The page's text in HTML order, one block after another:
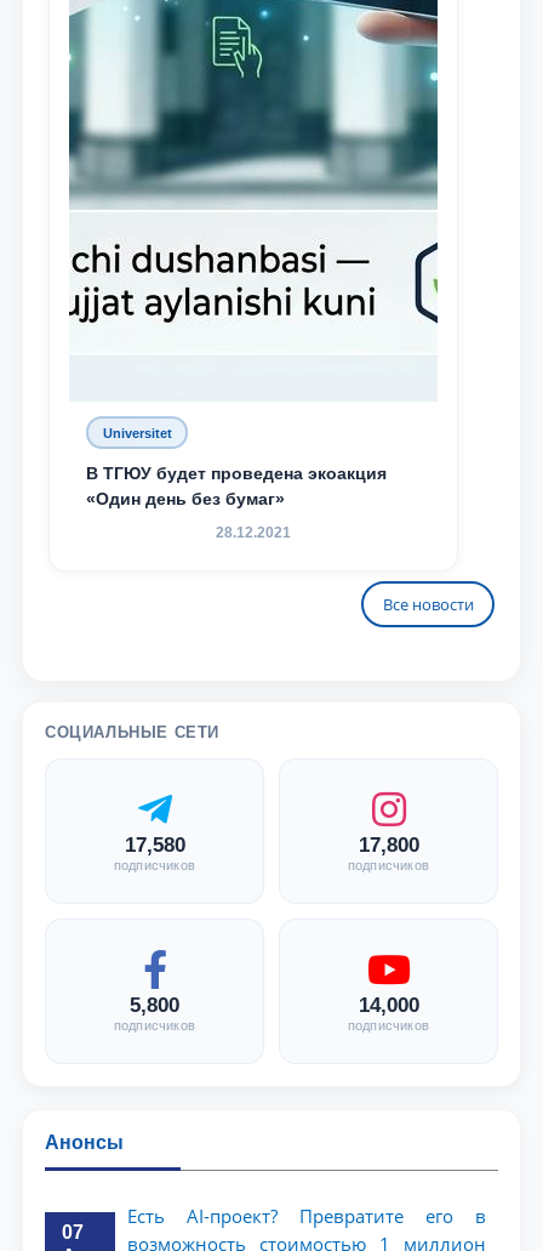
Universitet
В ТГЮУ будет проведена экоакция
«Один день без бумаг»
28.12.2021
Все новости
СОЦИАЛЬНЫЕ СЕТИ
17,580
подписчиков
17,800
подписчиков
5,800
подписчиков
14,000
подписчиков
Анонсы
07
Есть AI-проект? Превратите его в
возможность стоимостью 1 миллион